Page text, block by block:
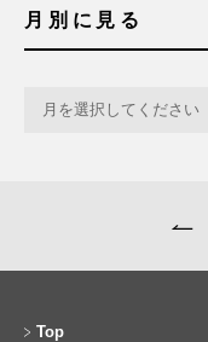
月別に見る
Top